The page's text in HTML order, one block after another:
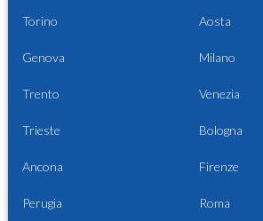
Torino Aosta
Genova Milano
Trento Venezia
Trieste Bologna
Ancona Firenze
Perugia Roma